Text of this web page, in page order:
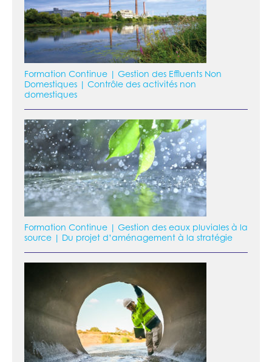
Formation Continue | Gestion des Effluents Non
Domestiques | Contrôle des activités non
domestiques
Formation Continue | Gestion des eaux pluviales à la
source | Du projet d’aménagement à la stratégie